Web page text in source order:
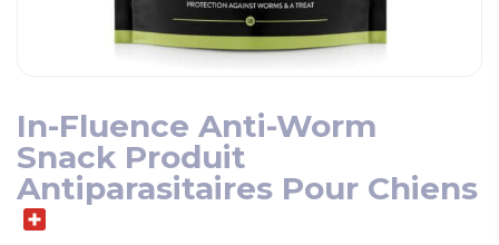
In​-​Fluence Anti​-​Worm
Snack Produit
Antiparasitaires Pour Chiens